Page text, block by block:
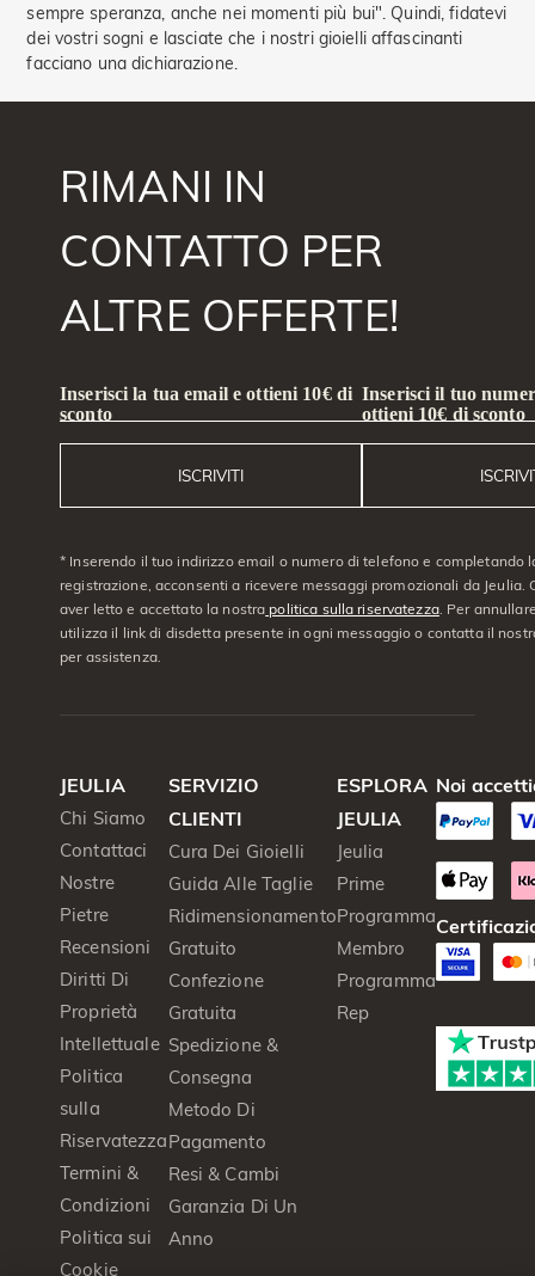
sempre speranza, anche nei momenti più bui". Quindi, fidatevi
dei vostri sogni e lasciate che i nostri gioielli affascinanti
facciano una dichiarazione.
RIMANI IN
CONTATTO PER
ALTRE OFFERTE!
Inserisci la tua email e ottieni 10€ di
sconto
ISCRIVITI
Inserisci il tuo
ottieni 10€ di sconto
* Inserendo il tuo indirizzo email o numero di telefono e completando
registrazione, acconsenti a ricevere messaggi promozionali da Jeulia.
aver letto e accettato la nostra politica sulla riservatezza. Per
utilizza il link di disdetta presente in ogni messaggio o contatta il
per assistenza.
JEULIA
Chi Siamo
Contattaci
Nostre
Pietre
Recensioni
Diritti Di
Proprietà
Intellettuale
Politica
sulla
Riservatezza
Termini &
Condizioni
Politica sui
Cookie
SERVIZIO
CLIENTI
Cura Dei Gioielli
Guida Alle Taglie
Ridimensionamento
Gratuito
Confezione
Gratuita
Spedizione &
Consegna
Metodo Di
Pagamento
Resi & Cambi
Garanzia Di Un
Anno
ESPLORA
JEULIA
Jeulia
Prime
Programma
Membro
Programma
Rep
Noi